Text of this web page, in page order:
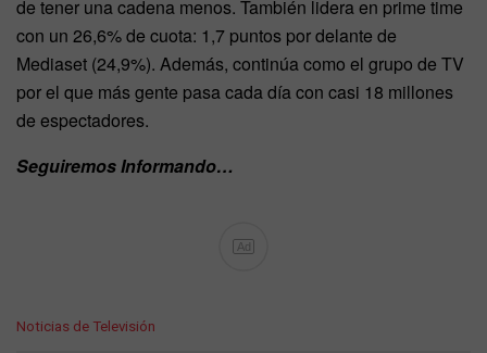
de tener una cadena menos. También lidera en prime time
con un 26,6% de cuota: 1,7 puntos por delante de
Mediaset (24,9%). Además, continúa como el grupo de TV
por el que más gente pasa cada día con casi 18 millones
de espectadores.
Seguiremos Informando…
Ad
C
Noticias de Televisión